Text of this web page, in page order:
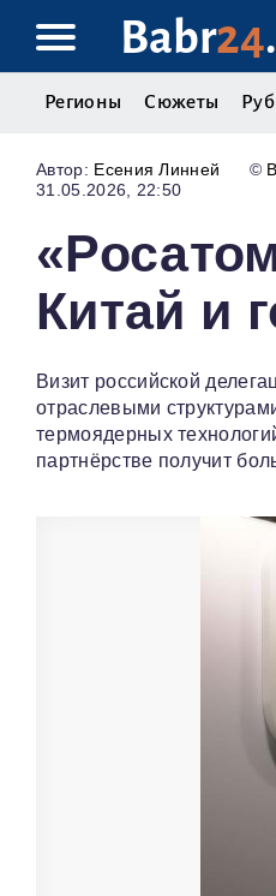
Babr24
Регионы Сюжеты
Есения Линней ©
31.05.2026, 22:50
Китай и
Визит российской
отраслевыми
термоядерных
партнёрстве получит